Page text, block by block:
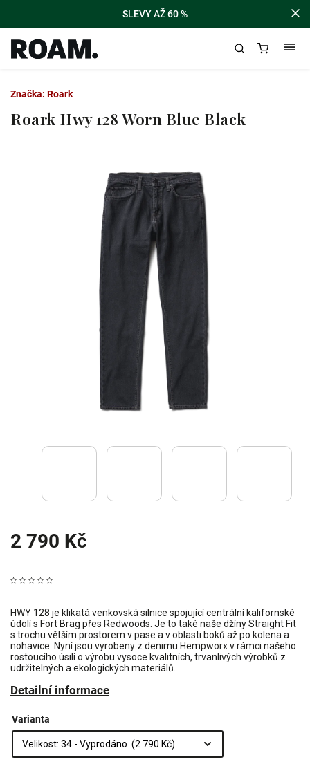
SLEVY AŽ 60 %
Roark Hwy 128 Worn Blue Black
2 790 Kč
HWY 128 je klikatá venkovská silnice spojující centrální kalifornské
údolí s Fort Brag přes Redwoods. Je to také naše džíny Straight Fit
s trochu větším prostorem v pase a v oblasti boků až po kolena a
nohavice. Nyní jsou vyrobeny z denimu Hempworx v rámci našeho
rostoucího úsilí o výrobu vysoce kvalitních, trvanlivých výrobků z
udržitelných a ekologických materiálů.
Detailní informace
Značka: Roark
Varianta